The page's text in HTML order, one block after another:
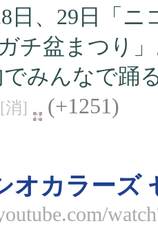
日、29日「
ガチ盆まつり
みんなで踊
[消]
(+1251)
オカラーズ